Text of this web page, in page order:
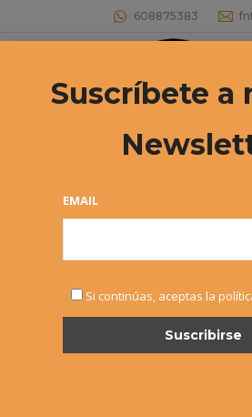
608875383
Buscar:
IÑAKI MONTES,
Suscríbete a
EMAIL
Si continúas, aceptas la